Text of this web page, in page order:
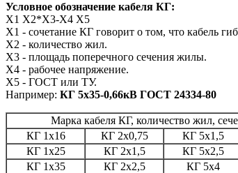
Условное обозначение кабеля КГ:
Х1 Х2*Х3-Х4 Х5
Х1 - сочетание КГ говорит о том, что кабель
Х2 - количество жил.
Х3 - площадь поперечного сечения жилы.
Х4 - рабочее напряжение.
Х5 - ГОСТ или ТУ.
Например: КГ 5х35-0,66кВ ГОСТ 24334-80
Марка кабеля КГ, количество жил,
КГ 1х16
КГ 2х0,75 КГ 5х1,5
КГ 1х25
КГ 2х1,5 КГ 5х2,5
КГ 1х35
КГ 2х2,5 КГ 5х4